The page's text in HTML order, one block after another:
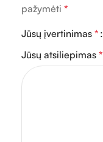
pažymėti *
Jūsų įvertinimas *
Jūsų atsiliepimas *